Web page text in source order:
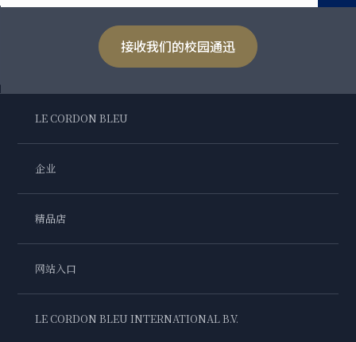
接收我们的校园通迅
LE CORDON BLEU
企业
精品店
网站入口
LE CORDON BLEU INTERNATIONAL B.V.